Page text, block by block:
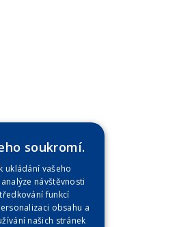
soukromí.
ukládání vašeho
návštěvnosti
funkcí
obsahu a
našich stránek